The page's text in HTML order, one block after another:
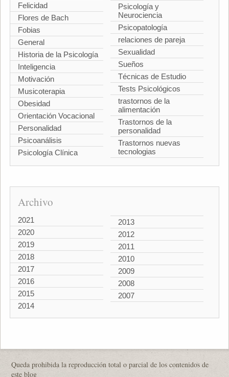
Felicidad
Flores de Bach
Fobias
General
Historia de la Psicología
Inteligencia
Motivación
Musicoterapia
Obesidad
Orientación Vocacional
Personalidad
Psicoanálisis
Psicología Clínica
Psicología y
Neurociencia
Psicopatología
relaciones de pareja
Sexualidad
Sueños
Técnicas de Estudio
Tests Psicológicos
trastornos de la
alimentación
Trastornos de la
personalidad
Trastornos nuevas
tecnologias
Archivo
2021
2020
2019
2018
2017
2016
2015
2014
2013
2012
2011
2010
2009
2008
2007
Queda prohibida la reproducción total o parcial de los contenidos de
este blog